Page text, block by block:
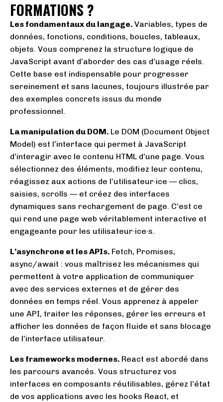
FORMATIONS ?
Les fondamentaux du langage. Variables, types de
données, fonctions, conditions, boucles, tableaux,
objets. Vous comprenez la structure logique de
JavaScript avant d’aborder des cas d’usage réels.
Cette base est indispensable pour progresser
sereinement et sans lacunes, toujours illustrée par
des exemples concrets issus du monde
professionnel.
La manipulation du DOM. Le DOM (Document Object
Model) est l’interface qui permet à JavaScript
d’interagir avec le contenu HTML d’une page. Vous
sélectionnez des éléments, modifiez leur contenu,
réagissez aux actions de l’utilisateur·ice — clics,
saisies, scrolls — et créez des interfaces
dynamiques sans rechargement de page. C’est ce
qui rend une page web véritablement interactive et
engageante pour les utilisateur·ice·s.
L’asynchrone et les APIs. Fetch, Promises,
async/await : vous maîtrisez les mécanismes qui
permettent à votre application de communiquer
avec des services externes et de gérer des
données en temps réel. Vous apprenez à appeler
une API, traiter les réponses, gérer les erreurs et
afficher les données de façon fluide et sans blocage
de l’interface utilisateur.
Les frameworks modernes. React est abordé dans
les parcours avancés. Vous structurez vos
interfaces en composants réutilisables, gérez l’état
de vos applications avec les hooks React, et